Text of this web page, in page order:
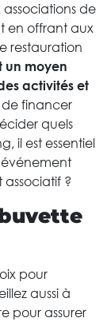
associations de
en offrant aux
restauration
un moyen
activités et
de financer
quels
il est essentiel
événement
associatif ?
pour
aussi à
pour assurer